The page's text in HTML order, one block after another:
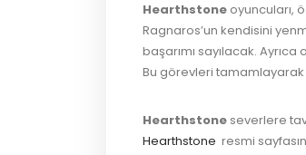
Hearthstone oyuncuları,
Ragnaros’un kendisini
başarımı sayılacak.
Bu görevleri tamamlayarak
Hearthstone severlere
Hearthstone resmi